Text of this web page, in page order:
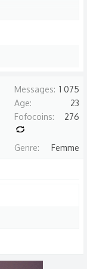
Messages 1 075
Age
23
Fofocoins
276
Genre Femme